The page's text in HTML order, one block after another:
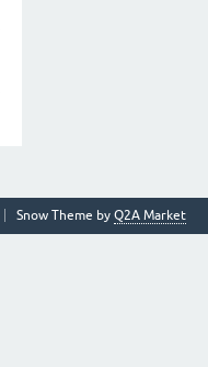
Snow Theme by Q2A Market